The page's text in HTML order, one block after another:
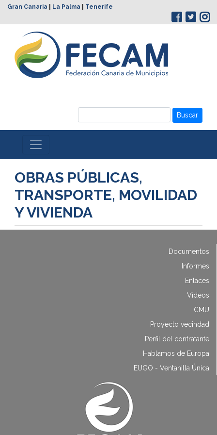
Gran Canaria La Palma Tenerife
Buscar
OBRAS PÚBLICAS,
TRANSPORTE, MOVILIDAD
Y VIVIENDA
Documentos
Informes
Enlaces
Vídeos
CMU
Proyecto vecindad
Perfil del contratante
Hablamos de Europa
EUGO - Ventanilla Única